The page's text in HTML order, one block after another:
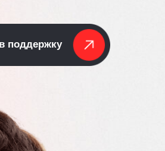
поддержку